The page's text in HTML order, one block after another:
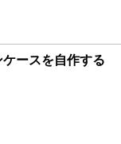
ースを自作する